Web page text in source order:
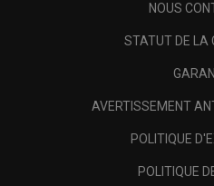
NOUS
STATUT DE LA
AVERTISSEMENT
POLITIQUE
POLITIQUE